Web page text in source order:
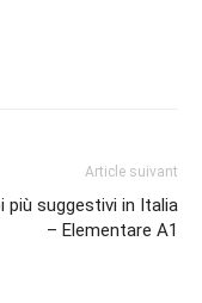
Article suivant
più suggestivi in Italia
– Elementare A1